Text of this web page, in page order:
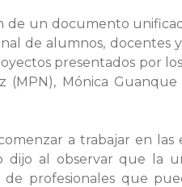
de un documento
de alumnos, docentes
presentados por
(MPN), Mónica Guanque
a trabajar en las
dijo al observar que la
profesionales que